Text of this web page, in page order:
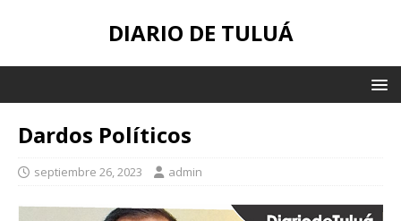
DIARIO DE TULUÁ
Dardos Políticos
septiembre 26, 2023 admin